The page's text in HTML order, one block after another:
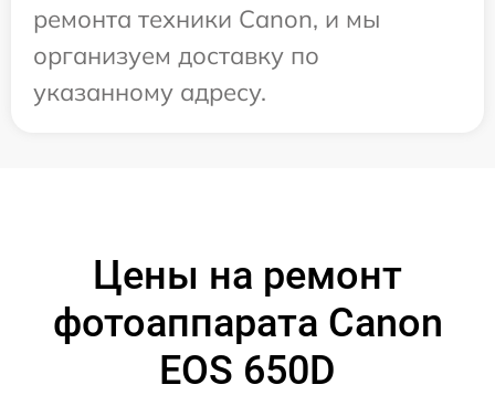
ремонта техники Canon, и мы
организуем доставку по
указанному адресу.
Цены на ремонт
фотоаппарата Canon
EOS 650D